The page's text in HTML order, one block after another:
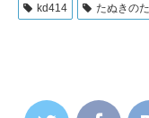
kd414 たぬきの